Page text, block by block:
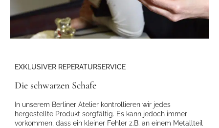
EXKLUSIVER REPERATURSERVICE
Die schwarzen Schafe
In unserem Berliner Atelier kontrollieren wir jedes
hergestellte Produkt sorgfältig. Es kann jedoch immer
vorkommen, dass ein kleiner Fehler z.B. an einem Metallteil